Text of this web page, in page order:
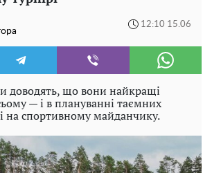
12:10 15.06
доводять, що вони найкращі
— і в плануванні таємних
на спортивному майданчику.